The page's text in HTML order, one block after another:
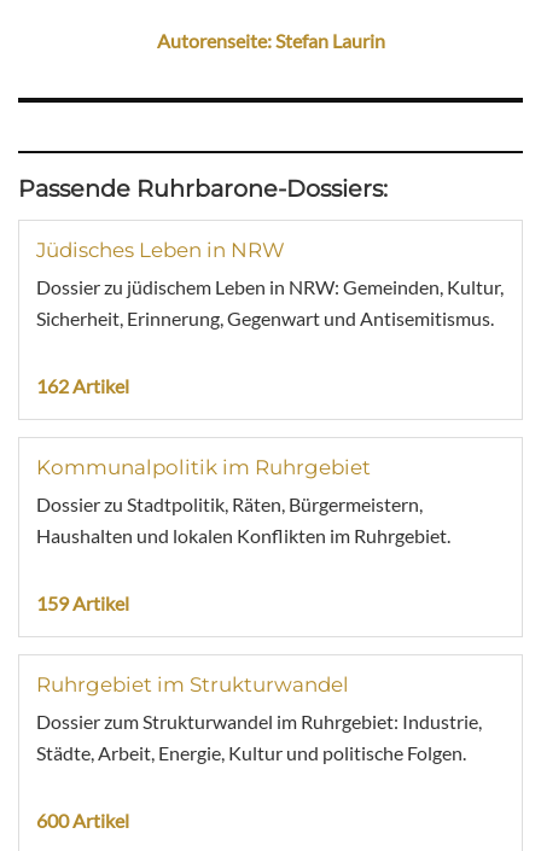
Autorenseite: Stefan Laurin
Passende Ruhrbarone-Dossiers:
Jüdisches Leben in NRW
Dossier zu jüdischem Leben in NRW: Gemeinden, Kultur,
Sicherheit, Erinnerung, Gegenwart und Antisemitismus.
162 Artikel
Kommunalpolitik im Ruhrgebiet
Dossier zu Stadtpolitik, Räten, Bürgermeistern,
Haushalten und lokalen Konflikten im Ruhrgebiet.
159 Artikel
Ruhrgebiet im Strukturwandel
Dossier zum Strukturwandel im Ruhrgebiet: Industrie,
Städte, Arbeit, Energie, Kultur und politische Folgen.
600 Artikel